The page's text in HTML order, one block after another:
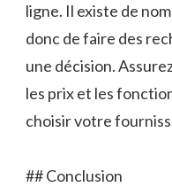
ligne. Il existe de
donc de faire des
une décision.
les prix et les
choisir votre
## Conclusion